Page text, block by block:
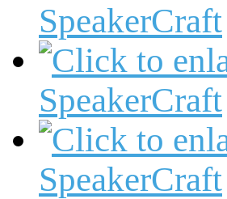
SpeakerCraft
SpeakerCraft
SpeakerCraft